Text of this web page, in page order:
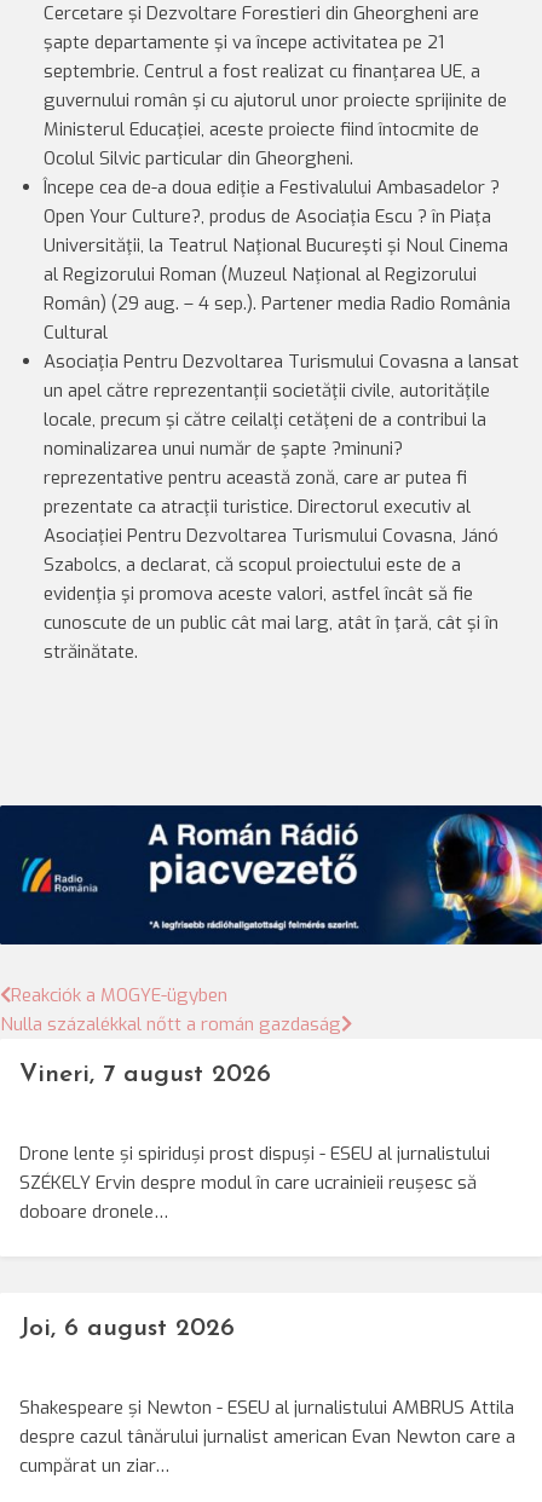
Cercetare şi Dezvoltare Forestieri din Gheorgheni are
şapte departamente şi va începe activitatea pe 21
septembrie. Centrul a fost realizat cu finanţarea UE, a
guvernului român şi cu ajutorul unor proiecte sprijinite de
Ministerul Educaţiei, aceste proiecte fiind întocmite de
Ocolul Silvic particular din Gheorgheni.
Începe cea de-a doua ediţie a Festivalului Ambasadelor ?
Open Your Culture?, produs de Asociaţia Escu ? în Piaţa
Universităţii, la Teatrul Naţional Bucureşti şi Noul Cinema
al Regizorului Roman (Muzeul Naţional al Regizorului
Român) (29 aug. – 4 sep.). Partener media Radio România
Cultural
Asociaţia Pentru Dezvoltarea Turismului Covasna a lansat
un apel către reprezentanţii societăţii civile, autorităţile
locale, precum şi către ceilalţi cetăţeni de a contribui la
nominalizarea unui număr de şapte ?minuni?
reprezentative pentru această zonă, care ar putea fi
prezentate ca atracţii turistice. Directorul executiv al
Asociaţiei Pentru Dezvoltarea Turismului Covasna, Jánó
Szabolcs, a declarat, că scopul proiectului este de a
evidenţia şi promova aceste valori, astfel încât să fie
cunoscute de un public cât mai larg, atât în ţară, cât şi în
străinătate.
Bejegyzés
Reakciók a MOGYE-ügyben
Nulla százalékkal nőtt a román gazdaság
Vineri, 7 august 2026
Drone lente și spiriduși prost dispuși - ESEU al jurnalistului
SZÉKELY Ervin despre modul în care ucrainieii reușesc să
doboare dronele…
Joi, 6 august 2026
Shakespeare și Newton - ESEU al jurnalistului AMBRUS Attila
despre cazul tânărului jurnalist american Evan Newton care a
cumpărat un ziar…